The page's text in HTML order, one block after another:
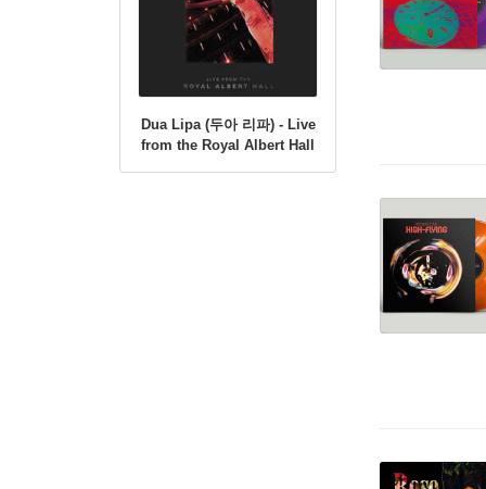
Dua Lipa (두아 리파) - Live
from the Royal Albert Hall